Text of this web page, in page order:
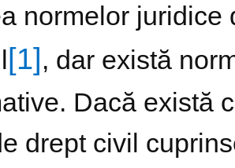
normelor
[1] , dar există
Dacă există
drept civil